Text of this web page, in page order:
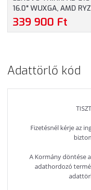
16.0" WUXGA, AMD
MAGYAR
ÉV GARANCIA, FEKETE
339 900 Ft
Adattörlő kód
Fizetésnél kérje az
A Kormány döntése
adathordozó